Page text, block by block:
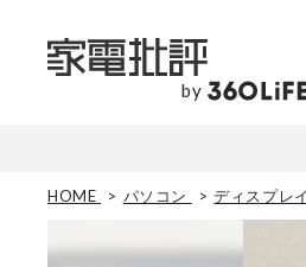
by
HOME パソコン ディスプレ